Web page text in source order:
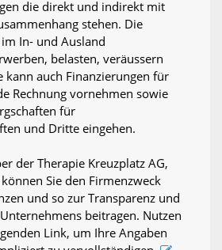
die direkt und indirekt mit
stehen. Die
In- und Ausland
belasten, veräussern
kann auch Finanzierungen für
Rechnung vornehmen sowie
für
und Dritte eingehen.
der Therapie Kreuzplatz AG,
Sie den Firmenzweck
und so zur Transparenz und
beitragen. Nutzen
Link, um Ihre Angaben